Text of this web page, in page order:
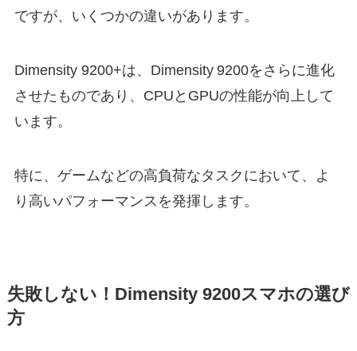
ですが、いくつかの違いがあります。
Dimensity 9200+は、Dimensity 9200をさらに進化
させたものであり、CPUとGPUの性能が向上して
います。
特に、ゲームなどの高負荷なタスクにおいて、よ
り高いパフォーマンスを発揮します。
失敗しない！Dimensity 9200スマホの選び
方